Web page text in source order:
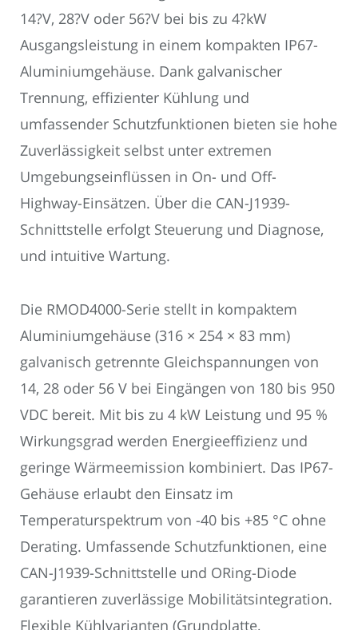
14?V, 28?V oder 56?V bei bis zu 4?kW
Ausgangsleistung in einem kompakten IP67-
Aluminiumgehäuse. Dank galvanischer
Trennung, effizienter Kühlung und
umfassender Schutzfunktionen bieten sie hohe
Zuverlässigkeit selbst unter extremen
Umgebungseinflüssen in On- und Off-
Highway-Einsätzen. Über die CAN-J1939-
Schnittstelle erfolgt Steuerung und Diagnose,
und intuitive Wartung.
Die RMOD4000-Serie stellt in kompaktem
Aluminiumgehäuse (316 × 254 × 83 mm)
galvanisch getrennte Gleichspannungen von
14, 28 oder 56 V bei Eingängen von 180 bis 950
VDC bereit. Mit bis zu 4 kW Leistung und 95 %
Wirkungsgrad werden Energieeffizienz und
geringe Wärmeemission kombiniert. Das IP67-
Gehäuse erlaubt den Einsatz im
Temperaturspektrum von -40 bis +85 °C ohne
Derating. Umfassende Schutzfunktionen, eine
CAN-J1939-Schnittstelle und ORing-Diode
garantieren zuverlässige Mobilitätsintegration.
Flexible Kühlvarianten (Grundplatte,